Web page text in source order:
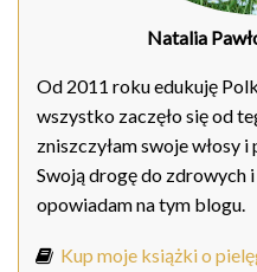
Natalia
Od 2011 roku edukuję
wszystko zaczęło się od
zniszczyłam swoje włosy
Swoją drogę do zdrowych
opowiadam na tym blogu.
Kup moje książki o